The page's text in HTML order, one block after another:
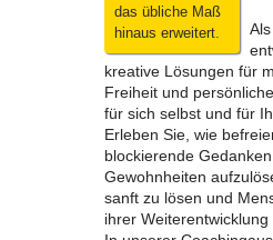
das übliche Maß
hinaus erweitert.
kreative Lösungen für
Freiheit und
für sich selbst und für
Erleben Sie, wie
blockierende
Gewohnheiten
sanft zu lösen und
ihrer Weiterentwicklung